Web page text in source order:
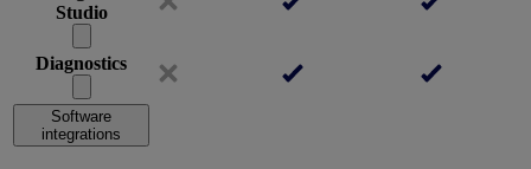
Studio
Diagnostics
Software
integrations